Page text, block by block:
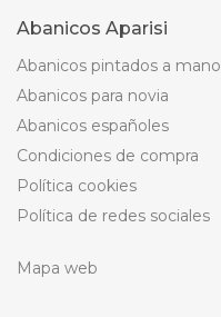
Abanicos Aparisi
Abanicos pintados a mano
Abanicos para novia
Abanicos españoles
Condiciones de compra
Política cookies
Política de redes sociales
Mapa web